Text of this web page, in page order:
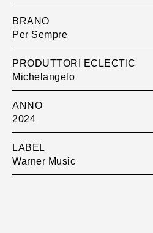
BRANO
Per Sempre
PRODUTTORI ECLECTIC
Michelangelo
ANNO
2024
LABEL
Warner Music